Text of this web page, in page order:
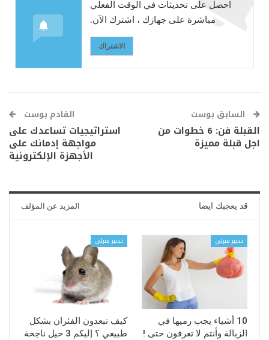
احصل على تحديثات في الوقت الفعلي
مباشرة على جهازك ، اشترك الآن.
الاشتراك
السابق بوست
القبلة فن: 6 خطوات من
اجل قبلة مميزة
القادم بوست
استراتيجيات تساعدك على
مواجهة إدمانك على
الأجهزة الإلكترونية
قد يعجبك ايضا المزيد عن المؤلف
تدبير منزلي
10 أشياء يجب رميها في
الزبالة وأنتم لا تعرفون حتى !
تدبير منزلي
كيف تبعدون الفئران بشكل
طبيعي ؟ إليكم 3 حيل ناجحة